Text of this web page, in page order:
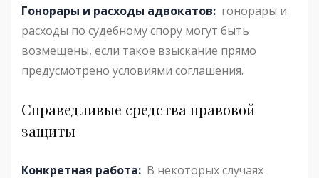
Гонорары и расходы адвокатов: гонорары и
расходы по судебному спору могут быть
возмещены, если такое взыскание прямо
предусмотрено условиями соглашения.
Справедливые средства правовой
защиты
Конкретная работа: В некоторых случаях